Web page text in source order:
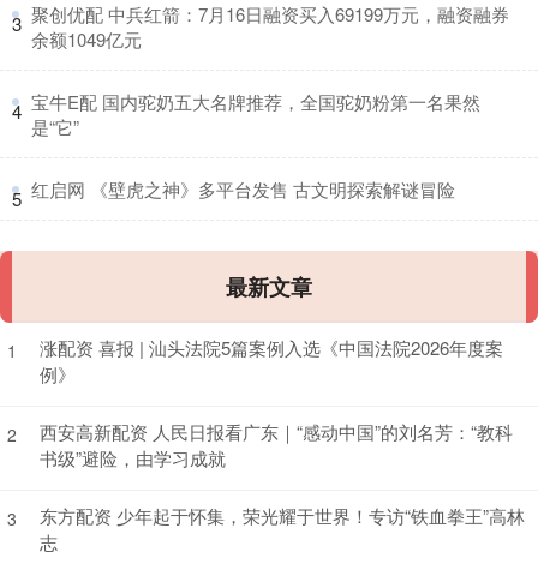
3 ​聚创优配 中兵红箭：7月16日融资买入69199万元，融资融券
余额1049亿元
4 ​宝牛E配 国内驼奶五大名牌推荐，全国驼奶粉第一名果然
是“它”
5 ​红启网 《壁虎之神》多平台发售 古文明探索解谜冒险
最新文章
1
涨配资 喜报 | 汕头法院5篇案例入选《中国法院2026年度案
例》
2
西安高新配资 人民日报看广东｜“感动中国”的刘名芳：“教科
书级”避险，由学习成就
3
东方配资 少年起于怀集，荣光耀于世界！专访“铁血拳王”高林
志